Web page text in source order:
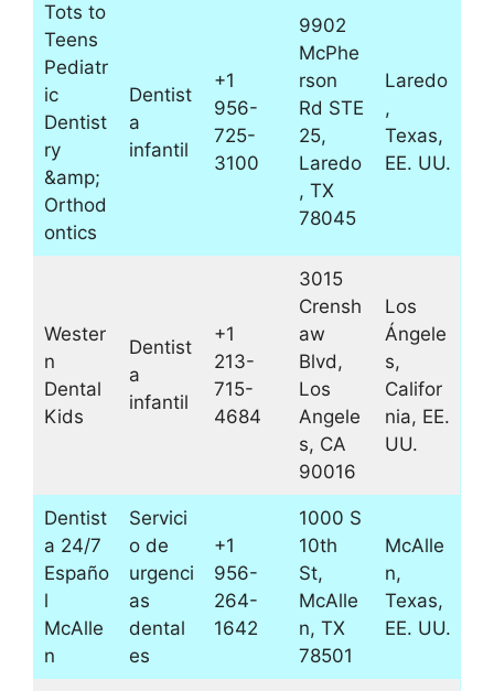
Tots to
Teens
Pediatr
ic
Dentist
ry
&amp;
Orthod
ontics
Dentist
a
infantil
+1
956-
725-
3100
9902
McPhe
rson
Rd STE
25,
Laredo
, TX
78045
Laredo
,
Texas,
EE. UU.
Wester
n
Dental
Kids
Dentist
a
infantil
+1
213-
715-
4684
3015
Crensh
aw
Blvd,
Los
Angele
s, CA
90016
Los
Ángele
s,
Califor
nia, EE.
UU.
Dentist
a 24/7
Españo
l
McAlle
n
Servici
o de
urgenci
as
dental
es
+1
956-
264-
1642
1000 S
10th
St,
McAlle
n, TX
78501
McAlle
n,
Texas,
EE. UU.